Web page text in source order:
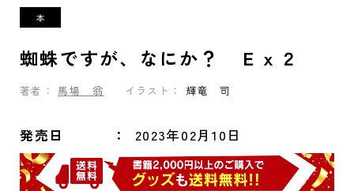
蜘蛛ですが、なにか？ Ｅｘ２
著者： 馬場 翁 イラスト： 輝竜 司
発売日 2023年02月10日